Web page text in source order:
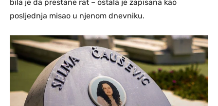
bila je da prestane rat – ostala je zapisana kao
posljednja misao u njenom dnevniku.